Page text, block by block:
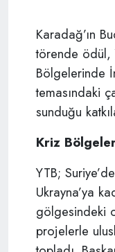
Karadağ’ın
törende ödül,
Bölgelerinde
temasındaki
sunduğu
Kriz
YTB;
Ukrayna’ya
gölgesindeki
projelerle